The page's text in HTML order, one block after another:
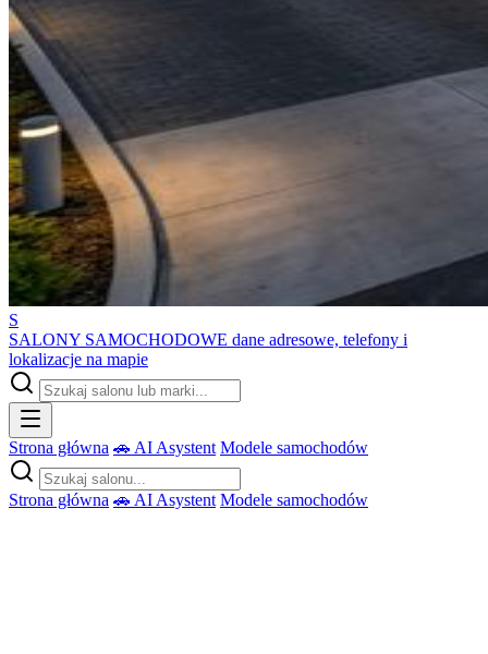
S
SALONY SAMOCHODOWE dane adresowe, telefony i
lokalizacje na mapie
Strona główna 🚗 AI Asystent Modele samochodów
Strona główna 🚗 AI Asystent Modele samochodów